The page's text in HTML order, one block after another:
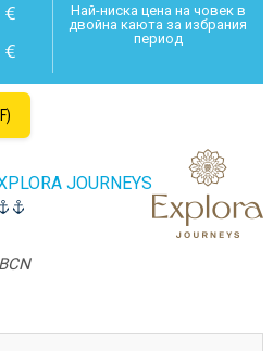
Най-ниска цена на човек в
двойна каюта за избрания
период
JOURNEYS